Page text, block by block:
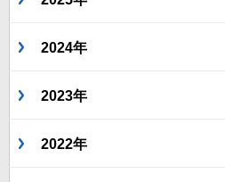
2024年
2023年
2022年